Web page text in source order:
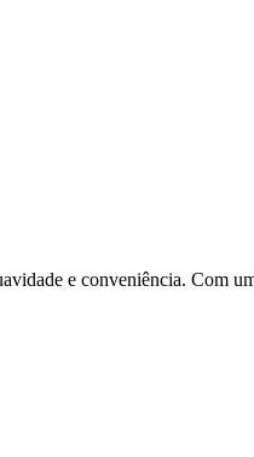
e conveniência. Com